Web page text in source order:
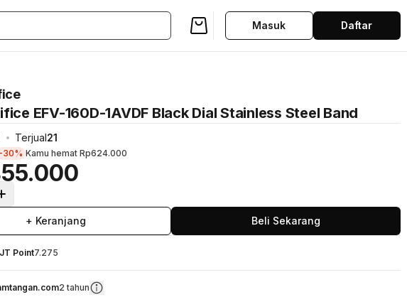
Masuk Daftar
EFV-160D-1AVDF Black Dial Stainless Steel Band
Terjual21
-30% Kamu hemat Rp624.000
+ Keranjang Beli Sekarang
Point7.275
2 tahun